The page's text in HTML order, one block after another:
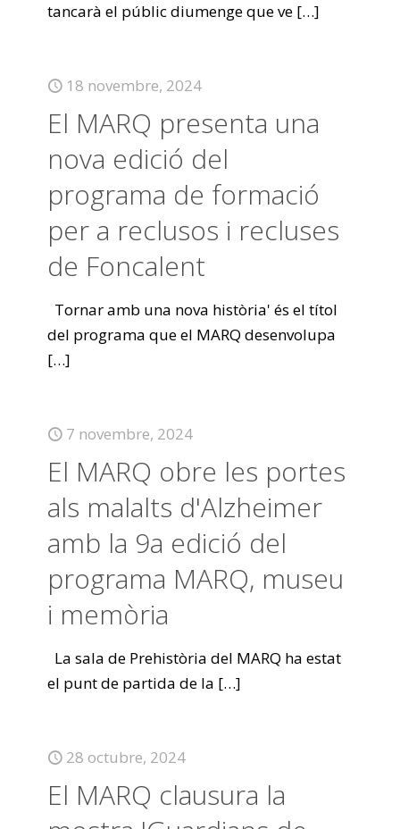
tancarà el públic diumenge que ve […]
18 novembre, 2024
El MARQ presenta una
nova edició del
programa de formació
per a reclusos i recluses
de Foncalent
Tornar amb una nova història' és el títol
del programa que el MARQ desenvolupa
[…]
7 novembre, 2024
El MARQ obre les portes
als malalts d'Alzheimer
amb la 9a edició del
programa MARQ, museu
i memòria
La sala de Prehistòria del MARQ ha estat
el punt de partida de la […]
28 octubre, 2024
El MARQ clausura la